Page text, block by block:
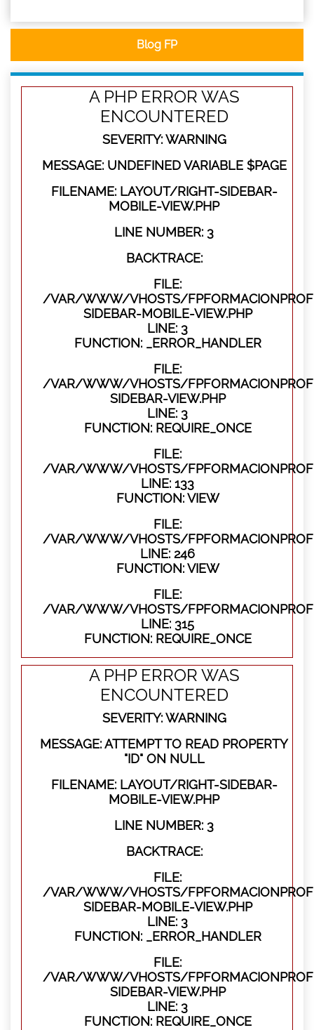
Blog FP
A PHP ERROR WAS
ENCOUNTERED
SEVERITY: WARNING
MESSAGE: UNDEFINED VARIABLE $PAGE
FILENAME: LAYOUT/RIGHT-SIDEBAR-
MOBILE-VIEW.PHP
LINE NUMBER: 3
BACKTRACE:
FILE:
/VAR/WWW/VHOSTS/
SIDEBAR-MOBILE-VIEW.PHP
LINE: 3
FUNCTION: _ERROR_HANDLER
FILE:
/VAR/WWW/VHOSTS/
SIDEBAR-VIEW.PHP
LINE: 3
FUNCTION: REQUIRE_ONCE
FILE:
/VAR/WWW/VHOSTS/
LINE: 133
FUNCTION: VIEW
FILE:
/VAR/WWW/VHOSTS/
LINE: 246
FUNCTION: VIEW
FILE:
/VAR/WWW/VHOSTS/
LINE: 315
FUNCTION: REQUIRE_ONCE
A PHP ERROR WAS
ENCOUNTERED
SEVERITY: WARNING
MESSAGE: ATTEMPT TO READ PROPERTY
"ID" ON NULL
FILENAME: LAYOUT/RIGHT-SIDEBAR-
MOBILE-VIEW.PHP
LINE NUMBER: 3
BACKTRACE:
FILE:
/VAR/WWW/VHOSTS/
SIDEBAR-MOBILE-VIEW.PHP
LINE: 3
FUNCTION: _ERROR_HANDLER
FILE:
/VAR/WWW/VHOSTS/
SIDEBAR-VIEW.PHP
LINE: 3
FUNCTION: REQUIRE_ONCE